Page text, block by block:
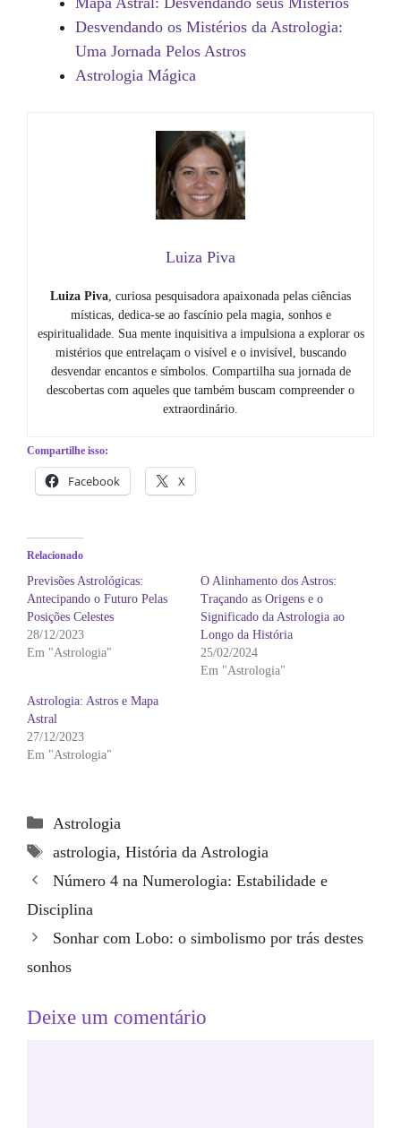
Desvendando os Mistérios da Astrologia:
Uma Jornada Pelos Astros
Astrologia Mágica
Luiza Piva
Luiza Piva, curiosa pesquisadora apaixonada pelas ciências
místicas, dedica-se ao fascínio pela magia, sonhos e
espiritualidade. Sua mente inquisitiva a impulsiona a explorar os
mistérios que entrelaçam o visível e o invisível, buscando
desvendar encantos e símbolos. Compartilha sua jornada de
descobertas com aqueles que também buscam compreender o
extraordinário.
Compartilhe isso:
Facebook X
Relacionado
Previsões Astrológicas:
Antecipando o Futuro Pelas
Posições Celestes
28/12/2023
Em "Astrologia"
O Alinhamento dos Astros:
Traçando as Origens e o
Significado da Astrologia ao
Longo da História
25/02/2024
Em "Astrologia"
Astrologia: Astros e Mapa
Astral
27/12/2023
Em "Astrologia"
Categorias
Astrologia
Tags
astrologia, História da Astrologia
Número 4 na Numerologia: Estabilidade e
Disciplina
Sonhar com Lobo: o simbolismo por trás destes
sonhos
Deixe um comentário